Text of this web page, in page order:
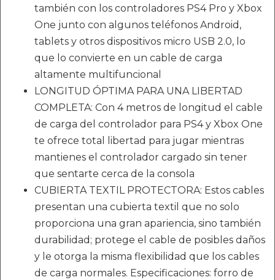
también con los controladores PS4 Pro y Xbox
One junto con algunos teléfonos Android,
tablets y otros dispositivos micro USB 2.0, lo
que lo convierte en un cable de carga
altamente multifuncional
LONGITUD ÓPTIMA PARA UNA LIBERTAD
COMPLETA: Con 4 metros de longitud el cable
de carga del controlador para PS4 y Xbox One
te ofrece total libertad para jugar mientras
mantienes el controlador cargado sin tener
que sentarte cerca de la consola
CUBIERTA TEXTIL PROTECTORA: Estos cables
presentan una cubierta textil que no solo
proporciona una gran apariencia, sino también
durabilidad; protege el cable de posibles daños
y le otorga la misma flexibilidad que los cables
de carga normales. Especificaciones: forro de